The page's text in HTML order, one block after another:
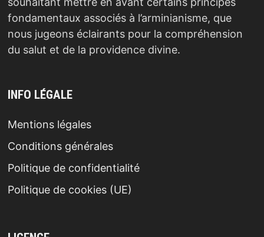
fondamentaux associés à l’arminianisme, que
nous jugeons éclairants pour la compréhension
du salut et de la providence divine.
INFO LÉGALE
Mentions légales
Conditions générales
Politique de confidentialité
Politique de cookies (UE)